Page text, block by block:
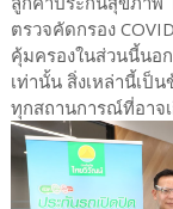
ตรวจคัดกรอง
คุ้มครองในส่วนนี้นอ
เท่านั้น สิ่งเหล่านี้เป็
ทุกสถานการณ์ที่อาจ